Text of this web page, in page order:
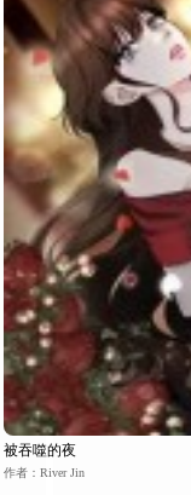
被吞噬的夜
作者：River Jin